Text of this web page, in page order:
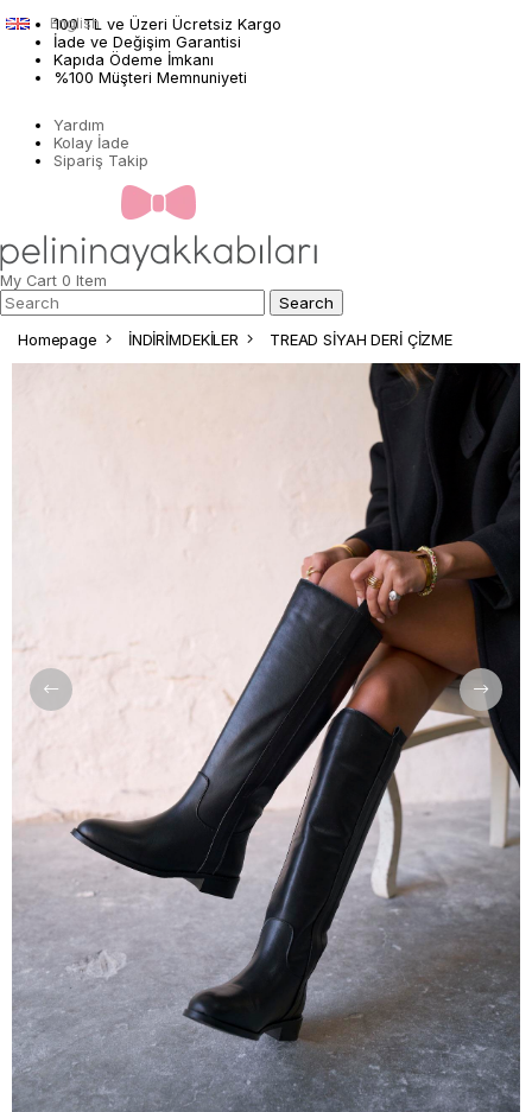
100 TL ve Üzeri Ücretsiz Kargo
İade ve Değişim Garantisi
Kapıda Ödeme İmkanı
%100 Müşteri Memnuniyeti
Yardım
Kolay İade
Sipariş Takip
English
My Cart 0 Item
Homepage İNDİRİMDEKİLER TREAD SİYAH DERİ ÇİZME